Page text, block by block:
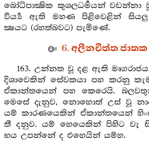
බෝධිපාක්‍ෂික කුශලධර්‍මයන් වඩන්නා
වීර්‍ය්‍ය ඇති මහණ පිළිවෙළින්
ක්‍ෂයට (රහත්බවට) පැමිණේ.
6. අලීනචිත්ත ජාතක
163. උන්නත වූ දළ ඇති
දිශාවෙකින් සේවකයා පහ කරනු
ඒකාන්තයෙන් පහ කෙරෙයි.
මෙසේ දැනුව, නොහොත් උස් වූ
යම් කාරණයෙකින් ඒකාන්තයෙන්
තී දනුව. යම් හෙයෙකින් පිහිට වැ
භය උපන්නේ ද එහෙයින් යම්හ.